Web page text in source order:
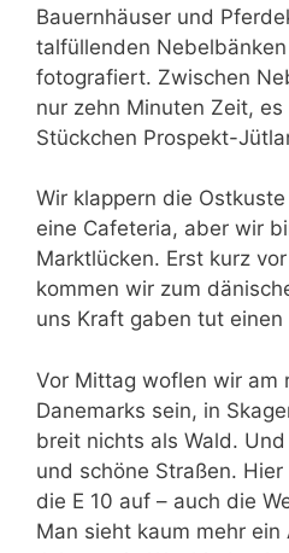
Bauernhäuser und
talfüllenden
fotografiert. Zwischen
nur zehn Minuten Zeit,
Stückchen Prospekt-
Wir klappern die
eine Cafeteria, aber wir
Marktlücken. Erst kurz
kommen wir zum
uns Kraft gaben tut
Vor Mittag woflen wir am
Danemarks sein, in
breit nichts als Wald.
und schöne Straßen.
die E 10 auf – auch die
Man sieht kaum mehr